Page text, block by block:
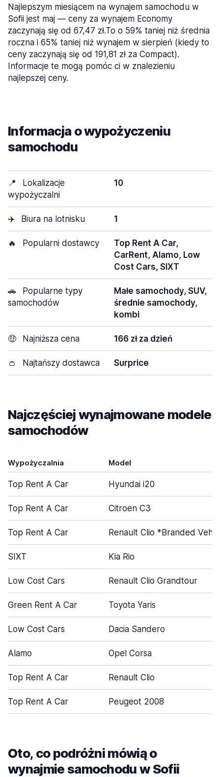
Najlepszym miesiącem na wynajem samochodu w
Sofii jest maj — ceny za wynajem Economy
zaczynają się od 67,47 zł.To o 59% taniej niż średnia
roczna i 65% taniej niż wynajem w sierpień (kiedy to
ceny zaczynają się od 191,81 zł za Compact).
Informacje te mogą pomóc ci w znalezieniu
najlepszej ceny.
Informacja o wypożyczeniu
samochodu
📍
Lokalizacje
wypożyczalni
10
✈️ Biura na lotnisku 1
🔥 Popularni dostawcy
Top Rent A Car,
CarRent, Alamo, Low
Cost Cars, SIXT
🚗
Popularne typy
samochodów
Małe samochody, SUV,
średnie samochody,
kombi
🤑 Najniższa cena 166 zł za dzień
👛 Najtańszy dostawca Surprice
Najczęściej wynajmowane modele
samochodów
Wypożyczalnia Model
Top Rent A Car Hyundai i20
Top Rent A Car Citroen C3
Top Rent A Car Renault Clio *Branded
SIXT Kia Rio
Low Cost Cars Renault Clio Grandtour
Green Rent A Car Toyota Yaris
Low Cost Cars Dacia Sandero
Alamo Opel Corsa
Top Rent A Car Renault Clio
Top Rent A Car Peugeot 2008
Oto, co podróżni mówią o
wynajmie samochodu w Sofii